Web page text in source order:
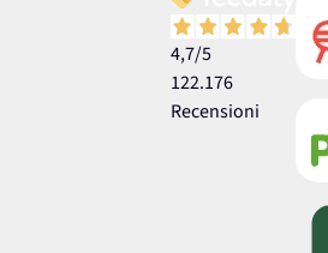
4,7/5
122.176
Recensioni